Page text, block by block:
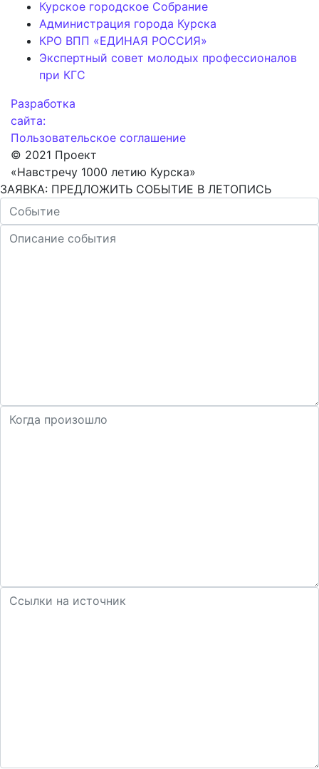
Курское городское Собрание
Администрация города Курска
КРО ВПП «ЕДИНАЯ РОССИЯ»
Экспертный совет молодых профессионалов
при КГС
Разработка
сайта:
Пользовательское соглашение
© 2021 Проект
«Навстречу 1000 летию Курска»
ЗАЯВКА: ПРЕДЛОЖИТЬ СОБЫТИЕ В ЛЕТОПИСЬ